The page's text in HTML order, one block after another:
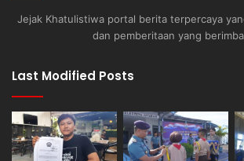
Jejak Khatulistiwa portal berita terpercaya
dan pemberitaan yang
Last Modified Posts